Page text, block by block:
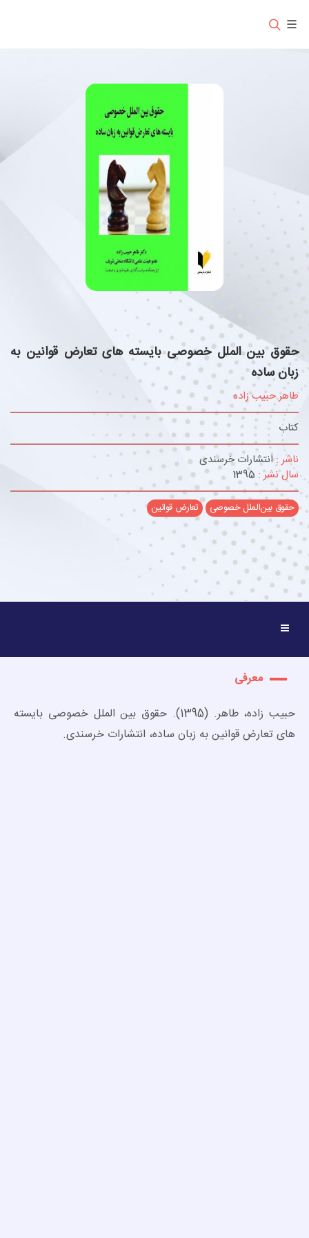
حقوق بین الملل خصوصی بایسته های تعارض قوانین به
زبان ساده
طاهر حبیب زاده
کتاب
ناشر :انتشارات خرسندی
سال نشر : 1395
حقوق بین‌الملل خصوصی تعارض قوانین
معرفی
حبیب زاده، طاهر. (1395). حقوق بین الملل خصوصی بایسته
های تعارض قوانین به زبان ساده، انتشارات خرسندی.